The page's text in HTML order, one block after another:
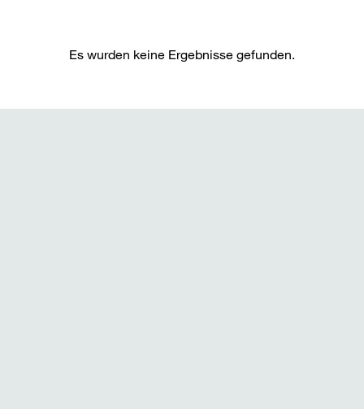
Es wurden keine Ergebnisse gefunden.